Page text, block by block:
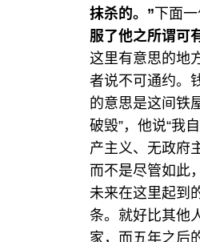
抹杀的。” 下面
服了他之所谓可
这里有意思的地
者说不可通约。
的意思是这间铁
破毁”，他说“我
产主义、无政府
而不是尽管如此
未来在这里起到
条。就好比其他
家，而五年之后